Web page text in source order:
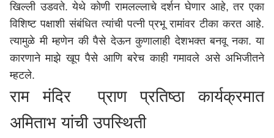
खिल्ली उडवते. येथे कोणी रामलल्लाचे दर्शन घेणार आहे, तर एका
विशिष्ट पक्षाशी संबंधित त्यांची पत्नी प्रभू रामांवर टीका करत आहे.
त्यामुळे मी म्हणेन की पैसे देऊन कुणालाही देशभक्त बनवू नका. या
कारणाने माझे खूप पैसे आणि बरेच काही गमावले असे अभिजीतने
म्हटले.
राम मंदिर प्राण प्रतिष्ठा कार्यक्रमात
अमिताभ यांची उपस्थिती